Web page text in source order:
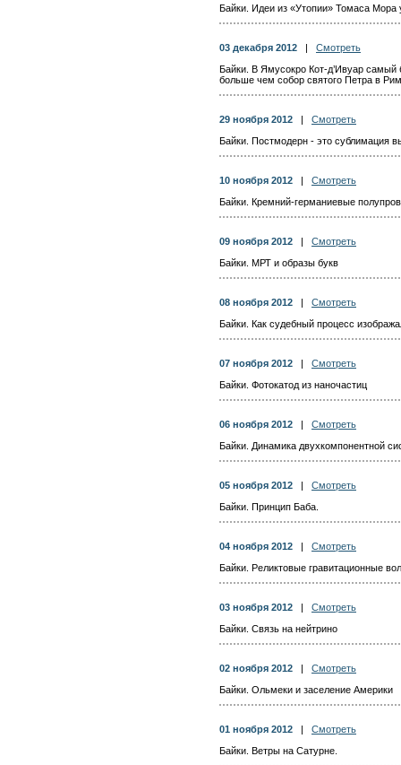
Байки. Идеи из «Утопии» Томаса
03 декабря 2012
Смотреть
Байки. В Ямусокро Кот-д’Ивуар
больше чем собор святого Петра в
29 ноября 2012
Смотреть
Байки. Постмодерн - это сублимация
10 ноября 2012
Смотреть
Байки. Кремний-германиевые
09 ноября 2012
Смотреть
Байки. МРТ и образы букв
08 ноября 2012
Смотреть
Байки. Как судебный процесс
07 ноября 2012
Смотреть
Байки. Фотокатод из наночастиц
06 ноября 2012
Смотреть
Байки. Динамика двухкомпонентной
05 ноября 2012
Смотреть
Байки. Принцип Баба.
04 ноября 2012
Смотреть
Байки. Реликтовые гравитационные
03 ноября 2012
Смотреть
Байки. Связь на нейтрино
02 ноября 2012
Смотреть
Байки. Ольмеки и заселение Америки
01 ноября 2012
Смотреть
Байки. Ветры на Сатурне.